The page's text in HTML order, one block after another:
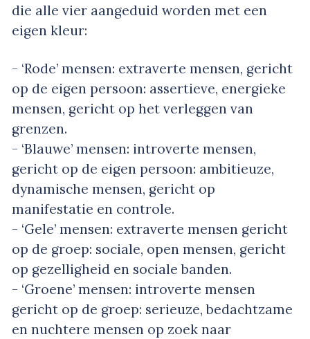
die alle vier aangeduid worden met een
eigen kleur:
- ‘Rode’ mensen: extraverte mensen, gericht
op de eigen persoon: assertieve, energieke
mensen, gericht op het verleggen van
grenzen.
- ‘Blauwe’ mensen: introverte mensen,
gericht op de eigen persoon: ambitieuze,
dynamische mensen, gericht op
manifestatie en controle.
- ‘Gele’ mensen: extraverte mensen gericht
op de groep: sociale, open mensen, gericht
op gezelligheid en sociale banden.
- ‘Groene’ mensen: introverte mensen
gericht op de groep: serieuze, bedachtzame
en nuchtere mensen op zoek naar